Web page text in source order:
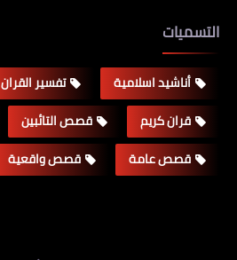
التسميات
أناشيد اسلامية تفسير القران
قران كريم
قصص التائبين
قصص عامة
قصص واقعية